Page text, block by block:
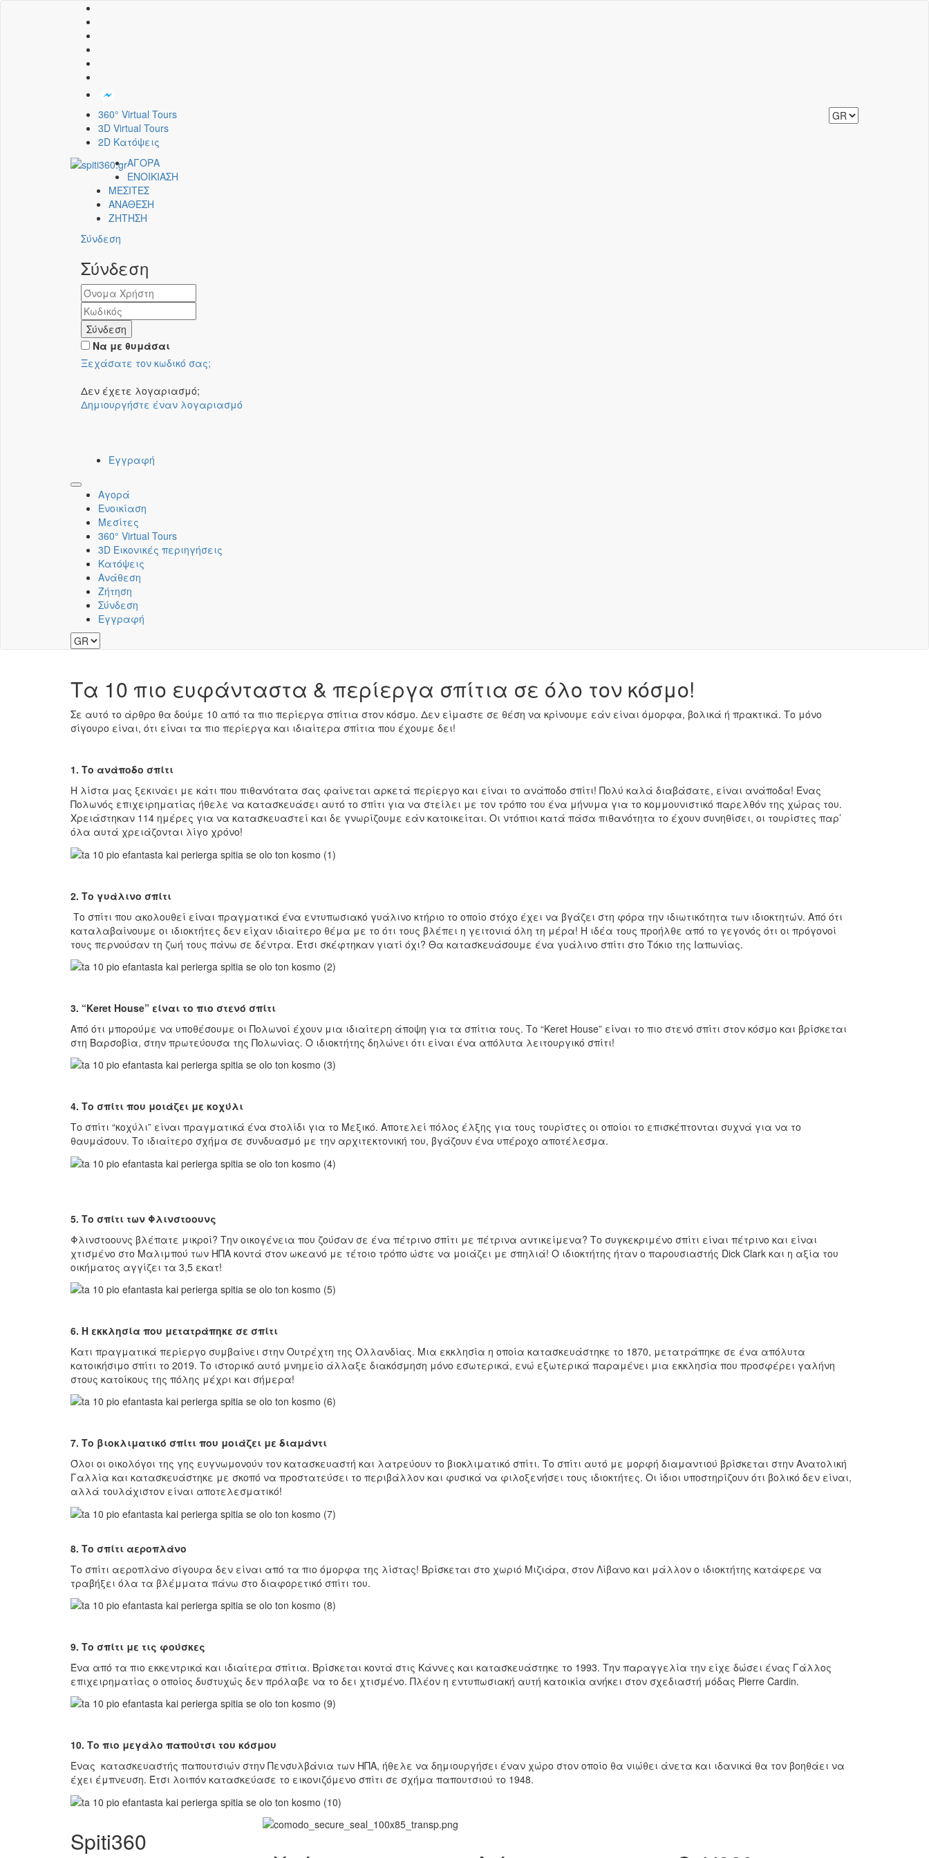
360° Virtual Tours
3D Virtual Tours
2D Κατόψεις
ΑΓΟΡΑ
ΕΝΟΙΚΙΑΣΗ
ΜΕΣΙΤΕΣ
ΑΝΑΘΕΣΗ
ΖΗΤΗΣΗ
Σύνδεση
Σύνδεση
Σύνδεση
Να με θυμάσαι
Ξεχάσατε τον κωδικό σας;
Δεν έχετε λογαριασμό;
Δημιουργήστε έναν λογαριασμό
Εγγραφή
Toggle
navigation
Αγορά
Ενοικίαση
Μεσίτες
360° Virtual Tours
3D Εικονικές περιηγήσεις
Κατόψεις
Ανάθεση
Ζήτηση
Σύνδεση
Εγγραφή
Τα 10 πιο ευφάνταστα & περίεργα σπίτια σε όλο τον κόσμο!
Σε αυτό το άρθρο θα δούμε 10 από τα πιο περίεργα σπίτια στον κόσμο. Δεν είμαστε σε θέση να κρίνουμε εάν είναι όμορφα, βολικά ή πρακτικά. Το μόνο
σίγουρο είναι, ότι είναι τα πιο περίεργα και ιδιαίτερα σπίτια που έχουμε δει!
1. Το ανάποδο σπίτι
Η λίστα μας ξεκινάει με κάτι που πιθανότατα σας φαίνεται αρκετά περίεργο και είναι το ανάποδο σπίτι! Πολύ καλά διαβάσατε, είναι ανάποδα! Ένας
Πολωνός επιχειρηματίας ήθελε να κατασκευάσει αυτό το σπίτι για να στείλει με τον τρόπο του ένα μήνυμα για το κομμουνιστικό παρελθόν της χώρας του.
Χρειάστηκαν 114 ημέρες για να κατασκευαστεί και δε γνωρίζουμε εάν κατοικείται. Οι ντόπιοι κατά πάσα πιθανότητα το έχουν συνηθίσει, οι τουρίστες παρ’
όλα αυτά χρειάζονται λίγο χρόνο!
2. Το γυάλινο σπίτι
Το σπίτι που ακολουθεί είναι πραγματικά ένα εντυπωσιακό γυάλινο κτήριο το οποίο στόχο έχει να βγάζει στη φόρα την ιδιωτικότητα των ιδιοκτητών. Από ότι
καταλαβαίνουμε οι ιδιοκτήτες δεν είχαν ιδιαίτερο θέμα με το ότι τους βλέπει η γειτονιά όλη τη μέρα! Η ιδέα τους προήλθε από το γεγονός ότι οι πρόγονοί
τους περνούσαν τη ζωή τους πάνω σε δέντρα. Έτσι σκέφτηκαν γιατί όχι? Θα κατασκευάσουμε ένα γυάλινο σπίτι στο Τόκιο της Ιαπωνίας.
3. “Keret House” είναι το πιο στενό σπίτι
Από ότι μπορούμε να υποθέσουμε οι Πολωνοί έχουν μια ιδιαίτερη άποψη για τα σπίτια τους. Το “Keret House” είναι το πιο στενό σπίτι στον κόσμο και βρίσκεται
στη Βαρσοβία, στην πρωτεύουσα της Πολωνίας. Ο ιδιοκτήτης δηλώνει ότι είναι ένα απόλυτα λειτουργικό σπίτι!
4. Το σπίτι που μοιάζει με κοχύλι
Το σπίτι “κοχύλι” είναι πραγματικά ένα στολίδι για το Μεξικό. Αποτελεί πόλος έλξης για τους τουρίστες οι οποίοι το επισκέπτονται συχνά για να το
θαυμάσουν. Το ιδιαίτερο σχήμα σε συνδυασμό με την αρχιτεκτονική του, βγάζουν ένα υπέροχο αποτέλεσμα.
5. Το σπίτι των Φλινστοουνς
Φλινστοουνς βλέπατε μικροί? Την οικογένεια που ζούσαν σε ένα πέτρινο σπίτι με πέτρινα αντικείμενα? Το συγκεκριμένο σπίτι είναι πέτρινο και είναι
χτισμένο στο Μαλιμπού των ΗΠΑ κοντά στον ωκεανό με τέτοιο τρόπο ώστε να μοιάζει με σπηλιά! Ο ιδιοκτήτης ήταν ο παρουσιαστής Dick Clark και η αξία του
οικήματος αγγίζει τα 3,5 εκατ!
6. Η εκκλησία που μετατράπηκε σε σπίτι
Κατι πραγματικά περίεργο συμβαίνει στην Ουτρέχτη της Ολλανδίας. Μια εκκλησία η οποία κατασκευάστηκε το 1870, μετατράπηκε σε ένα απόλυτα
κατοικήσιμο σπίτι το 2019. Το ιστορικό αυτό μνημείο άλλαξε διακόσμηση μόνο εσωτερικά, ενώ εξωτερικά παραμένει μια εκκλησία που προσφέρει γαλήνη
στους κατοίκους της πόλης μέχρι και σήμερα!
7. Το βιοκλιματικό σπίτι που μοιάζει με διαμάντι
Όλοι οι οικολόγοι της γης ευγνωμονούν τον κατασκευαστή και λατρεύουν το βιοκλιματικό σπίτι. Το σπίτι αυτό με μορφή διαμαντιού βρίσκεται στην Ανατολική
Γαλλία και κατασκευάστηκε με σκοπό να προστατεύσει το περιβάλλον και φυσικά να φιλοξενήσει τους ιδιοκτήτες. Οι ίδιοι υποστηρίζουν ότι βολικό δεν είναι,
αλλά τουλάχιστον είναι αποτελεσματικό!
8. Το σπίτι αεροπλάνο
Το σπίτι αεροπλάνο σίγουρα δεν είναι από τα πιο όμορφα της λίστας! Βρίσκεται στο χωριό Μιζιάρα, στον Λίβανο και μάλλον ο ιδιοκτήτης κατάφερε να
τραβήξει όλα τα βλέμματα πάνω στο διαφορετικό σπίτι του.
9. Το σπίτι με τις φούσκες
Ένα από τα πιο εκκεντρικά και ιδιαίτερα σπίτια. Βρίσκεται κοντά στις Κάννες και κατασκευάστηκε το 1993. Την παραγγελία την είχε δώσει ένας Γάλλος
επιχειρηματίας ο οποίος δυστυχώς δεν πρόλαβε να το δει χτισμένο. Πλέον η εντυπωσιακή αυτή κατοικία ανήκει στον σχεδιαστή μόδας Pierre Cardin.
10. Το πιο μεγάλο παπούτσι του κόσμου
Ένας κατασκευαστής παπουτσιών στην Πενσυλβάνια των ΗΠΑ, ήθελε να δημιουργήσει έναν χώρο στον οποίο θα νιώθει άνετα και ιδανικά θα τον βοηθάει να
έχει έμπνευση. Έτσι λοιπόν κατασκεύασε το εικονιζόμενο σπίτι σε σχήμα παπουτσιού το 1948.
Spiti360